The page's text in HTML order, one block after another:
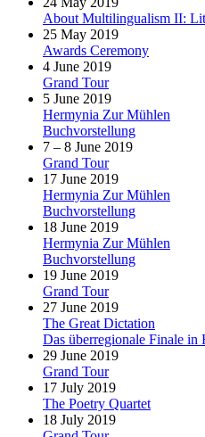
About Multilingualism II:
25 May 2019
Awards Ceremony
4 June 2019
Grand Tour
5 June 2019
Hermynia Zur Mühlen
Buchvorstellung
7 – 8 June 2019
Grand Tour
17 June 2019
Hermynia Zur Mühlen
Buchvorstellung
18 June 2019
Hermynia Zur Mühlen
Buchvorstellung
19 June 2019
Grand Tour
27 June 2019
The Great Dictation
Das überregionale Finale in
29 June 2019
Grand Tour
17 July 2019
The Poetry Quartet
18 July 2019